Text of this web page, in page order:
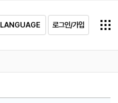
LANGUAGE 로그인/가입